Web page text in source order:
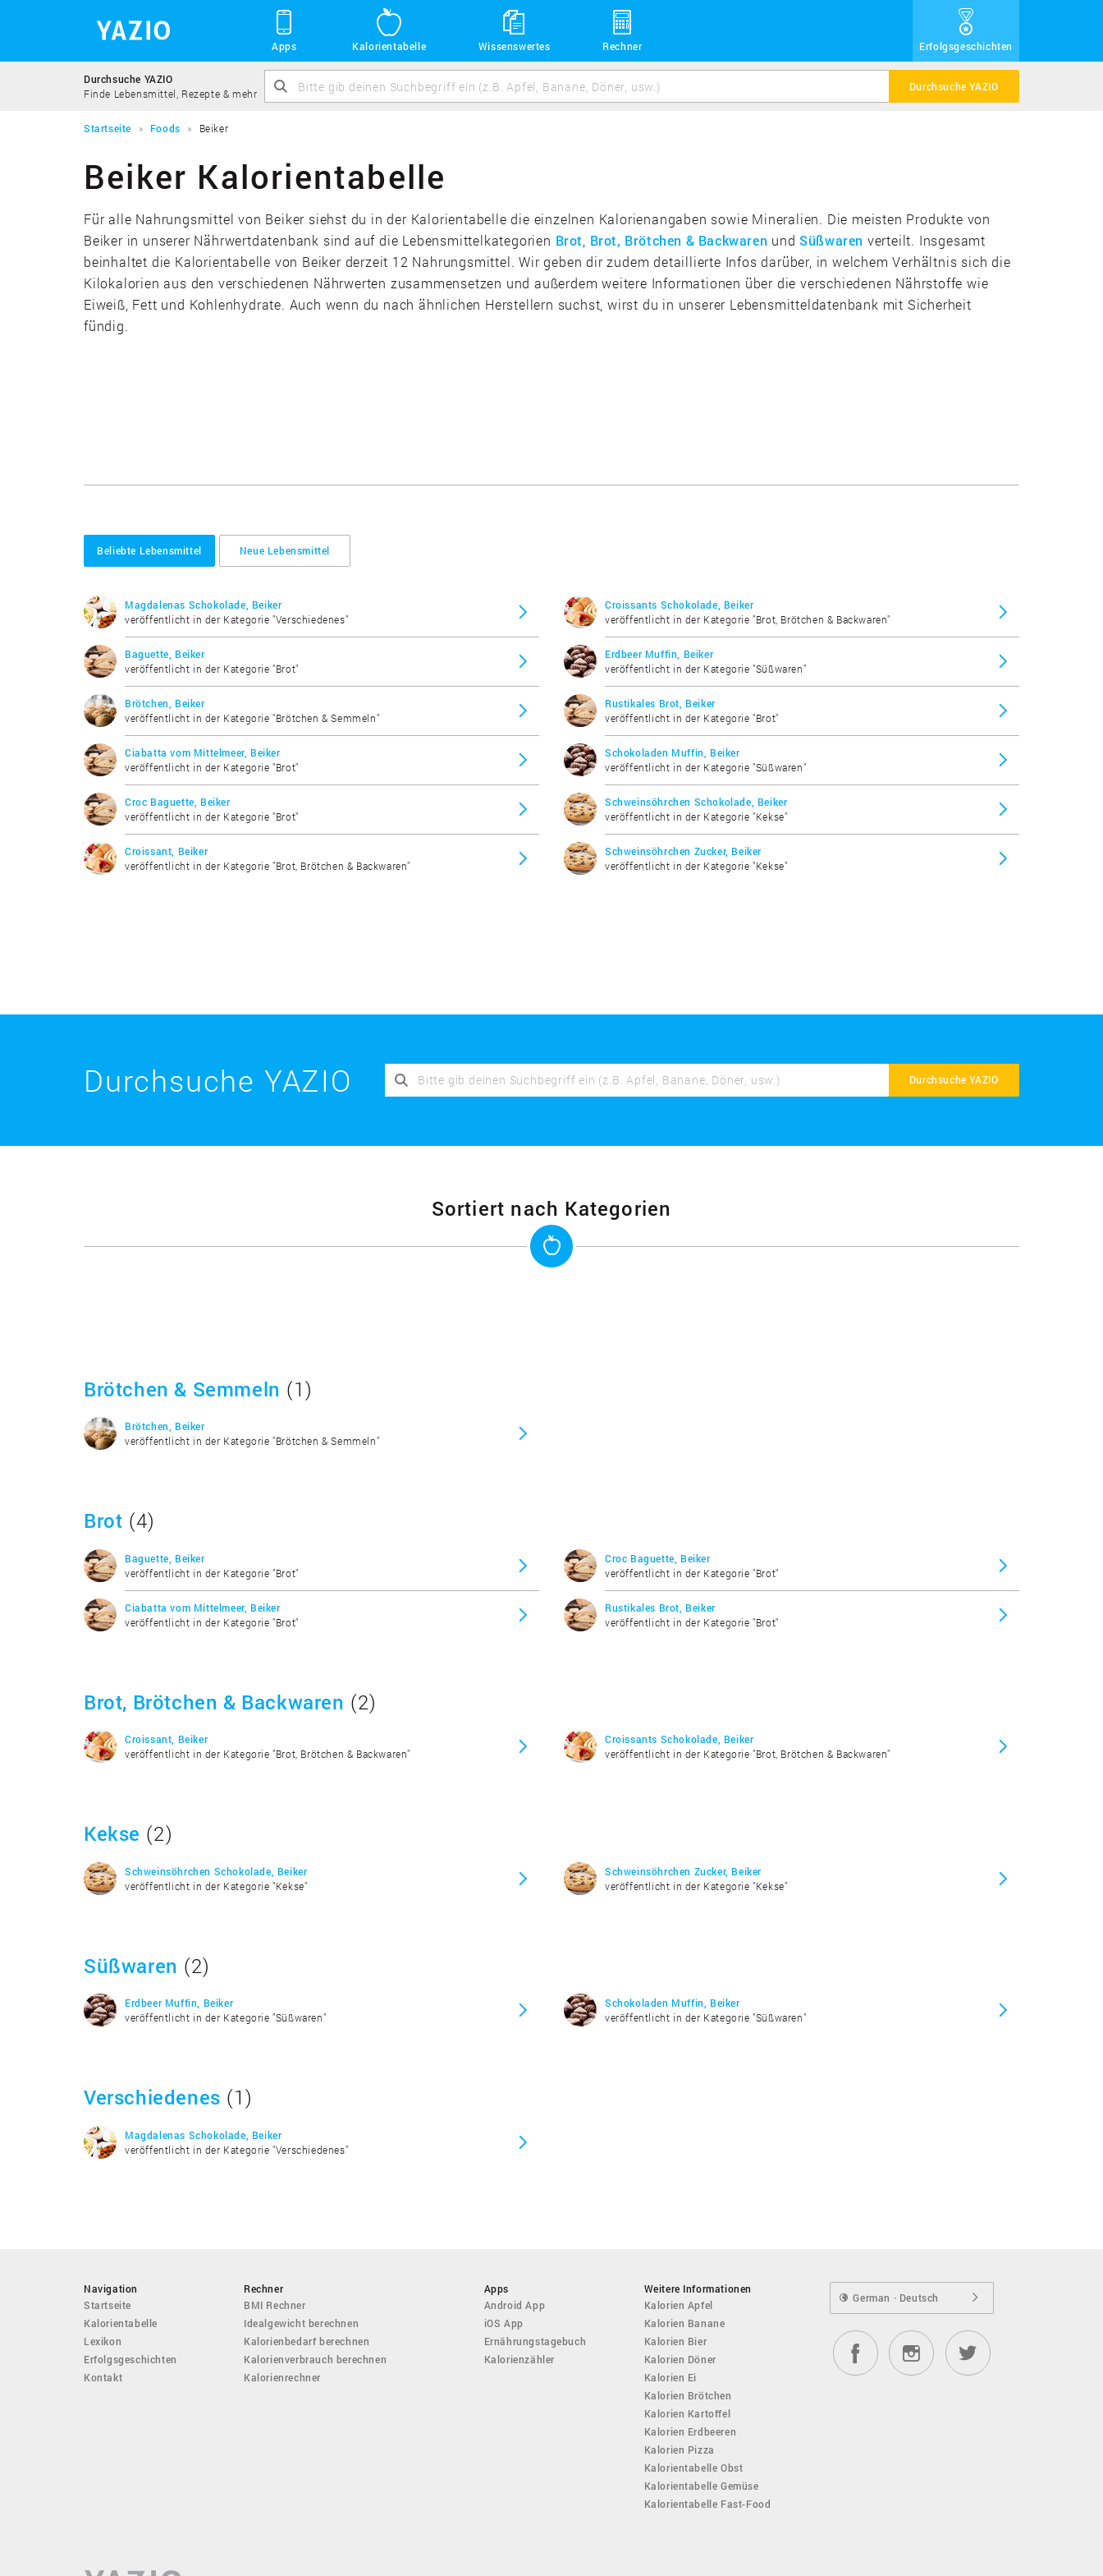
Apps Kalorientabelle Wissenswertes Rechner Erfolgsgeschichten
Durchsuche YAZIO
Finde Lebensmittel, Rezepte & mehr
Durchsuche YAZIO
Startseite Foods Beiker
Beiker Kalorientabelle
Für alle Nahrungsmittel von Beiker siehst du in der Kalorientabelle die einzelnen Kalorienangaben sowie Mineralien. Die meisten Produkte von
Beiker in unserer Nährwertdatenbank sind auf die Lebensmittelkategorien Brot Brot, Brötchen & Backwaren undSüßwaren verteilt. Insgesamt
beinhaltet die Kalorientabelle von Beiker derzeit 12 Nahrungsmittel. Wir geben dir zudem detaillierte Infos darüber, in welchem Verhältnis sich die
Kilokalorien aus den verschiedenen Nährwerten zusammensetzen und außerdem weitere Informationen über die verschiedenen Nährstoffe wie
Eiweiß, Fett und Kohlenhydrate. Auch wenn du nach ähnlichen Herstellern suchst, wirst du in unserer Lebensmitteldatenbank mit Sicherheit
fündig.
Beliebte Lebensmittel Neue Lebensmittel
Magdalenas Schokolade, Beiker
veröffentlicht in der Kategorie "Verschiedenes"
Baguette, Beiker
veröffentlicht in der Kategorie "Brot"
Brötchen, Beiker
veröffentlicht in der Kategorie "Brötchen & Semmeln"
Ciabatta vom Mittelmeer, Beiker
veröffentlicht in der Kategorie "Brot"
Croc Baguette, Beiker
veröffentlicht in der Kategorie "Brot"
Croissant, Beiker
veröffentlicht in der Kategorie "Brot, Brötchen & Backwaren"
Croissants Schokolade, Beiker
veröffentlicht in der Kategorie "Brot, Brötchen & Backwaren"
Erdbeer Muffin, Beiker
veröffentlicht in der Kategorie "Süßwaren"
Rustikales Brot, Beiker
veröffentlicht in der Kategorie "Brot"
Schokoladen Muffin, Beiker
veröffentlicht in der Kategorie "Süßwaren"
Schweinsöhrchen Schokolade, Beiker
veröffentlicht in der Kategorie "Kekse"
Schweinsöhrchen Zucker, Beiker
veröffentlicht in der Kategorie "Kekse"
Durchsuche YAZIO Durchsuche YAZIO
Sortiert nach Kategorien
Brötchen & Semmeln (1)
Brötchen, Beiker
veröffentlicht in der Kategorie "Brötchen & Semmeln"
Brot (4)
Baguette, Beiker
veröffentlicht in der Kategorie "Brot"
Ciabatta vom Mittelmeer, Beiker
veröffentlicht in der Kategorie "Brot"
Croc Baguette, Beiker
veröffentlicht in der Kategorie "Brot"
Rustikales Brot, Beiker
veröffentlicht in der Kategorie "Brot"
Brot, Brötchen & Backwaren (2)
Croissant, Beiker
veröffentlicht in der Kategorie "Brot, Brötchen & Backwaren"
Croissants Schokolade, Beiker
veröffentlicht in der Kategorie "Brot, Brötchen & Backwaren"
Kekse (2)
Schweinsöhrchen Schokolade, Beiker
veröffentlicht in der Kategorie "Kekse"
Schweinsöhrchen Zucker, Beiker
veröffentlicht in der Kategorie "Kekse"
Süßwaren (2)
Erdbeer Muffin, Beiker
veröffentlicht in der Kategorie "Süßwaren"
Schokoladen Muffin, Beiker
veröffentlicht in der Kategorie "Süßwaren"
Verschiedenes (1)
Magdalenas Schokolade, Beiker
veröffentlicht in der Kategorie "Verschiedenes"
Navigation
Startseite
Kalorientabelle
Lexikon
Erfolgsgeschichten
Kontakt
Rechner
BMI Rechner
Idealgewicht berechnen
Kalorienbedarf berechnen
Kalorienverbrauch berechnen
Kalorienrechner
Apps
Android App
iOS App
Ernährungstagebuch
Kalorienzähler
Weitere Informationen
Kalorien Apfel
Kalorien Banane
Kalorien Bier
Kalorien Döner
Kalorien Ei
Kalorien Brötchen
Kalorien Kartoffel
Kalorien Erdbeeren
Kalorien Pizza
Kalorientabelle Obst
Kalorientabelle Gemüse
Kalorientabelle Fast-Food
German · Deutsch